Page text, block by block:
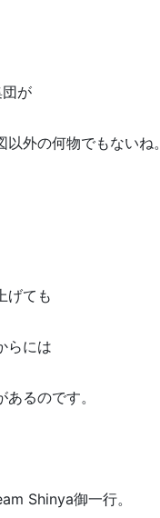
が
外の何物でもないね。
げても
らには
るのです。
Shinya御一行。